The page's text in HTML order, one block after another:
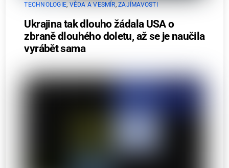
TECHNOLOGIE, VĚDA A VESMÍR,ZAJÍMAVOSTI
Ukrajina tak dlouho žádala USA o
zbraně dlouhého doletu, až se je naučila
vyrábět sama